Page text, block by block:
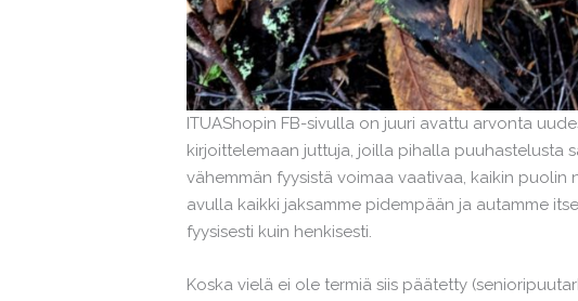
ITUAShopin FB-sivulla on juuri avattu arvonta
kirjoittelemaan juttuja, joilla pihalla puuhastelusta
vähemmän fyysistä voimaa vaativaa, kaikin puolin
avulla kaikki jaksamme pidempään ja autamme
fyysisesti kuin henkisesti.
Koska vielä ei ole termiä siis päätetty